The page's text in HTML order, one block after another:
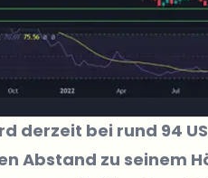
derzeit bei rund 94
Abstand zu seinem